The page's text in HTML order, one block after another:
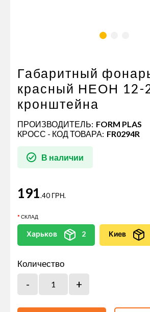
Габаритный
красный НЕОН 12-
кронштейна
ПРОИЗВОДИТЕЛЬ: FORM PLAS
КРОСС - КОД ТОВАРА: FR0294R
В наличии
191.40 ГРН.
СКЛАД
Харьков 2 Киев
Количество